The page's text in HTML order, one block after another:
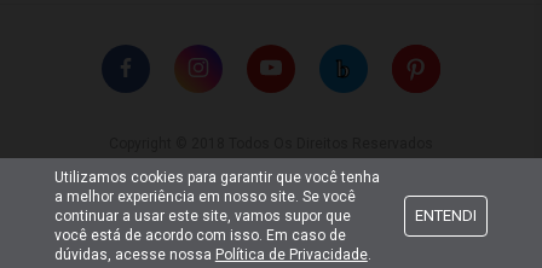
Utilizamos cookies para garantir que você tenha
a melhor experiência em nosso site. Se você
continuar a usar este site, vamos supor que
você está de acordo com isso. Em caso de
dúvidas, acesse nossa Política de Privacidade.
ENTENDI